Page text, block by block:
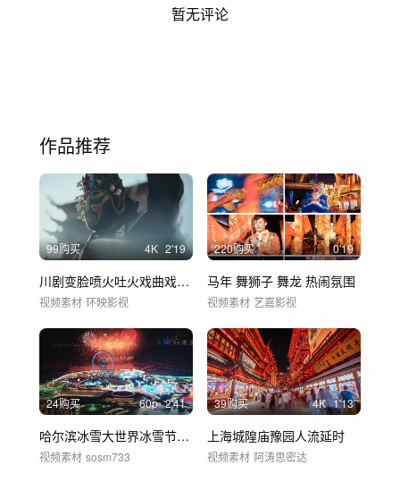
暂无评论
作品推荐
99购买 4K 2'19
川剧变脸喷火吐火戏曲戏剧四川成都城市人文
视频素材 环映影视
220购买 0'19
马年 舞狮子 舞龙 热闹氛围
视频素材 艺嘉影视
24购买 60p 2'41
哈尔滨冰雪大世界冰雪节烟花秀航拍60帧
视频素材 sosm733
39购买 4K 1'13
上海城隍庙豫园人流延时
视频素材 阿涛思密达